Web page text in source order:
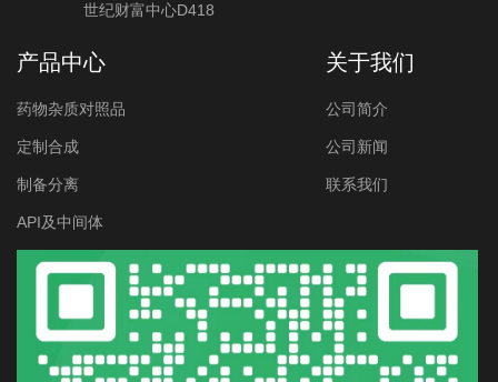
世纪财富中心D418
产品中心
药物杂质对照品
定制合成
制备分离
API及中间体
关于我们
公司简介
公司新闻
联系我们